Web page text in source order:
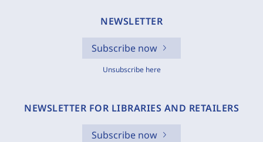
NEWSLETTER
Subscribe now
Unsubscribe here
NEWSLETTER FOR LIBRARIES AND RETAILERS
Subscribe now